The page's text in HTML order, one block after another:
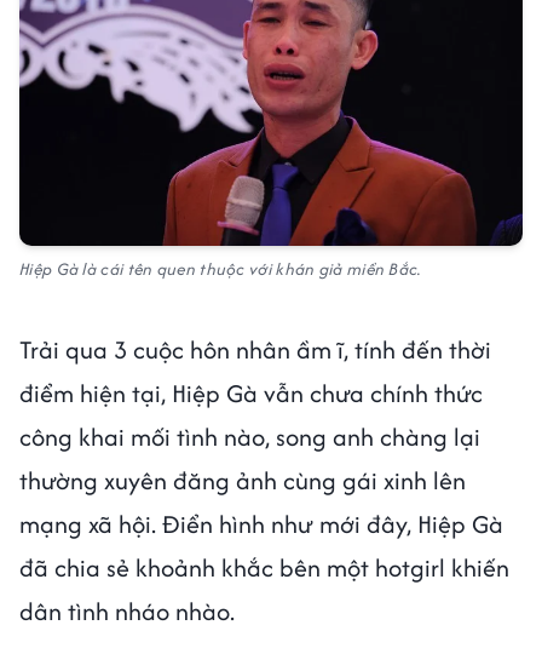
Hiệp Gà là cái tên quen thuộc với khán giả miền Bắc.
Trải qua 3 cuộc hôn nhân ầm ĩ, tính đến thời
điểm hiện tại, Hiệp Gà vẫn chưa chính thức
công khai mối tình nào, song anh chàng lại
thường xuyên đăng ảnh cùng gái xinh lên
mạng xã hội. Điển hình như mới đây, Hiệp Gà
đã chia sẻ khoảnh khắc bên một hotgirl khiến
dân tình nháo nhào.